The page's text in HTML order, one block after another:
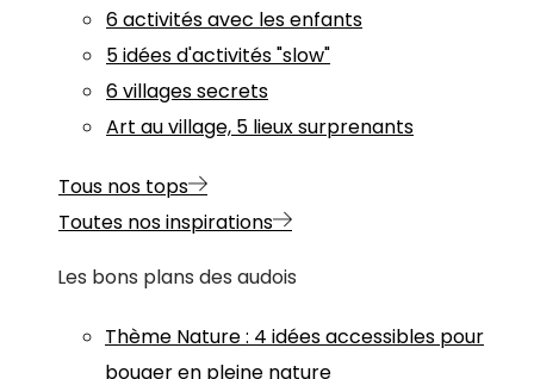
6 activités avec les enfants
5 idées d'activités "slow"
6 villages secrets
Art au village, 5 lieux surprenants
Tous nos tops
Toutes nos inspirations
Les bons plans des audois
Thème Nature: 4 idées accessibles pour
bouger en pleine nature